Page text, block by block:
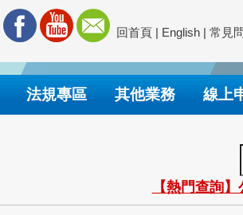
回首頁 | English | 常見
法規專區 其他業務 線上
【熱門查詢